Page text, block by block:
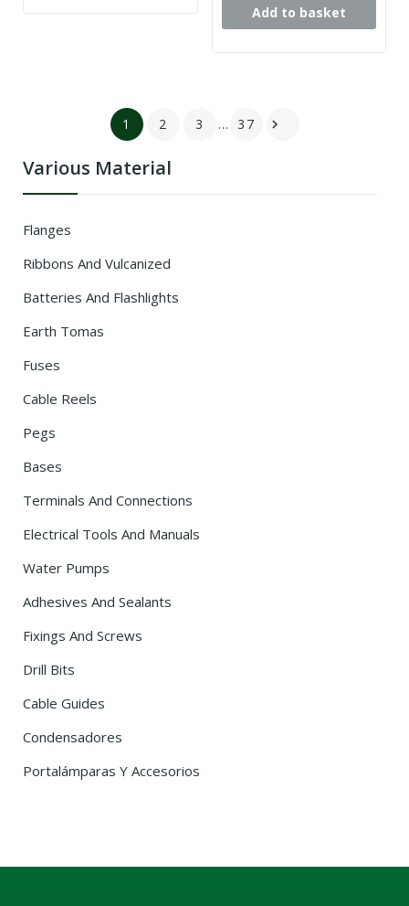
Various Material
Flanges
Ribbons And Vulcanized
Batteries And Flashlights
Earth Tomas
Fuses
Cable Reels
Pegs
Bases
Terminals And Connections
Electrical Tools And Manuals
Water Pumps
Adhesives And Sealants
Fixings And Screws
Drill Bits
Cable Guides
Condensadores
Portalámparas Y Accesorios
Add to basket
1 2 3 … 37 